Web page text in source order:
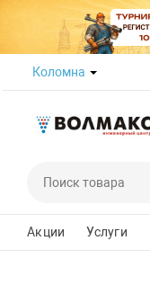
Коломна
Акции Услуги